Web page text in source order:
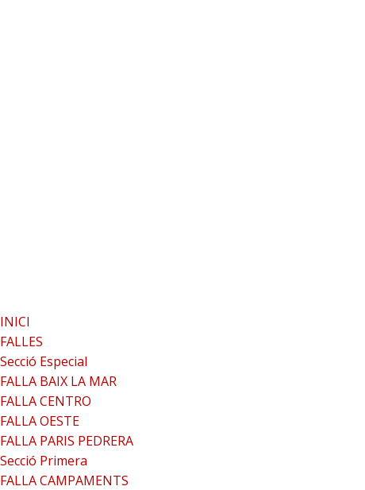
INICI
FALLES
Secció Especial
FALLA BAIX LA MAR
FALLA CENTRO
FALLA OESTE
FALLA PARIS PEDRERA
Secció Primera
FALLA CAMPAMENTS